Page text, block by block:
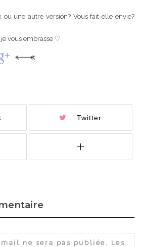
une autre version? Vous fait-elle envie?
vous embrasse ♡
Twitter
ne sera pas publiée.
Les